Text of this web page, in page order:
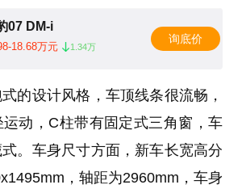
07 DM-i
18.68万元 1.34万
询底价
的设计风格，车顶线条很流畅，
动，C柱带有固定式三角窗，车
。车身尺寸方面，新车长宽高分
，轴距为2960mm，车身